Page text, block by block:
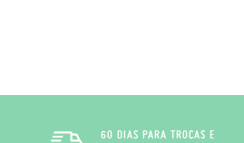
60 DIAS PARA TROCAS E